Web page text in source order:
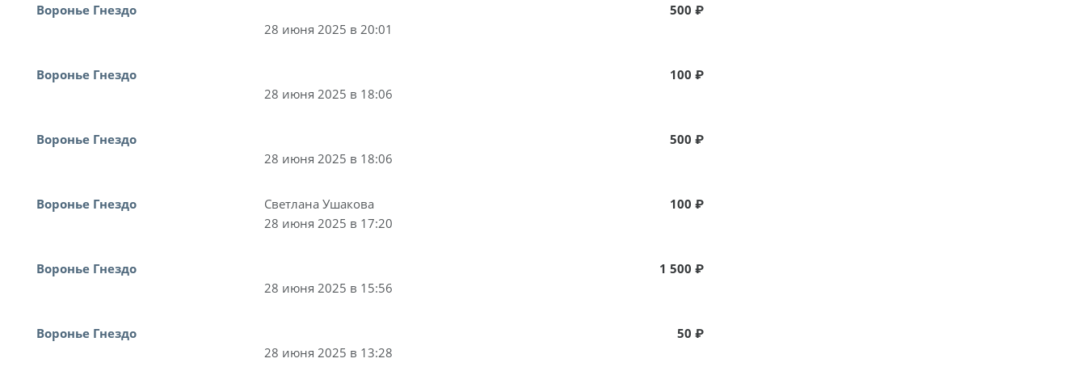
Воронье Гнездо
28 июня 2025 в 20:01
500 ₽
Воронье Гнездо
28 июня 2025 в 18:06
100 ₽
Воронье Гнездо
28 июня 2025 в 18:06
500 ₽
Воронье Гнездо
Светлана Ушакова
28 июня 2025 в 17:20
100 ₽
Воронье Гнездо
28 июня 2025 в 15:56
1 500 ₽
Воронье Гнездо
28 июня 2025 в 13:28
50 ₽